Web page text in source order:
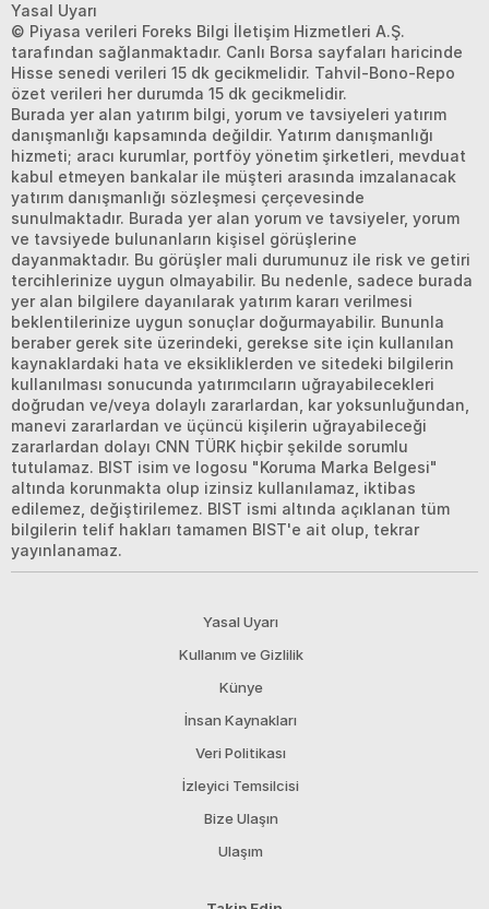
Yasal Uyarı
© Piyasa verileri Foreks Bilgi İletişim Hizmetleri A.Ş.
tarafından sağlanmaktadır. Canlı Borsa sayfaları haricinde
Hisse senedi verileri 15 dk gecikmelidir. Tahvil-Bono-Repo
özet verileri her durumda 15 dk gecikmelidir.
Burada yer alan yatırım bilgi, yorum ve tavsiyeleri yatırım
danışmanlığı kapsamında değildir. Yatırım danışmanlığı
hizmeti; aracı kurumlar, portföy yönetim şirketleri, mevduat
kabul etmeyen bankalar ile müşteri arasında imzalanacak
yatırım danışmanlığı sözleşmesi çerçevesinde
sunulmaktadır. Burada yer alan yorum ve tavsiyeler, yorum
ve tavsiyede bulunanların kişisel görüşlerine
dayanmaktadır. Bu görüşler mali durumunuz ile risk ve getiri
tercihlerinize uygun olmayabilir. Bu nedenle, sadece burada
yer alan bilgilere dayanılarak yatırım kararı verilmesi
beklentilerinize uygun sonuçlar doğurmayabilir. Bununla
beraber gerek site üzerindeki, gerekse site için kullanılan
kaynaklardaki hata ve eksikliklerden ve sitedeki bilgilerin
kullanılması sonucunda yatırımcıların uğrayabilecekleri
doğrudan ve/veya dolaylı zararlardan, kar yoksunluğundan,
manevi zararlardan ve üçüncü kişilerin uğrayabileceği
zararlardan dolayı CNN TÜRK hiçbir şekilde sorumlu
tutulamaz. BIST isim ve logosu "Koruma Marka Belgesi"
altında korunmakta olup izinsiz kullanılamaz, iktibas
edilemez, değiştirilemez. BIST ismi altında açıklanan tüm
bilgilerin telif hakları tamamen BIST'e ait olup, tekrar
yayınlanamaz.
Yasal Uyarı
Kullanım ve Gizlilik
Künye
İnsan Kaynakları
Veri Politikası
İzleyici Temsilcisi
Bize Ulaşın
Ulaşım